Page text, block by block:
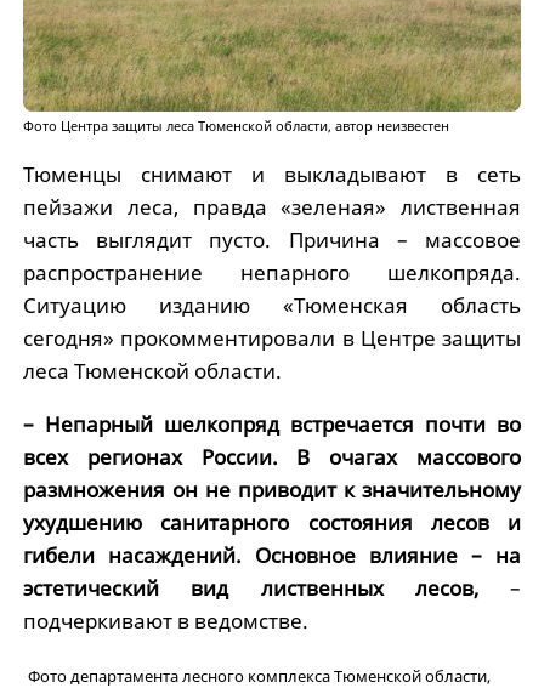
Фото Центра защиты леса Тюменской области, автор неизвестен
Тюменцы снимают и выкладывают в сеть
пейзажи леса, правда «зеленая» лиственная
часть выглядит пусто. Причина – массовое
распространение непарного шелкопряда.
Ситуацию изданию «Тюменская область
сегодня» прокомментировали в Центре защиты
леса Тюменской области.
– Непарный шелкопряд встречается почти во
всех регионах России. В очагах массового
размножения он не приводит к значительному
ухудшению санитарного состояния лесов и
гибели насаждений. Основное влияние – на
эстетический вид лиственных лесов,–
подчеркивают в ведомстве.
Фото департамента лесного комплекса Тюменской области,